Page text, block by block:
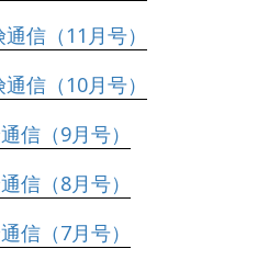
信（11月号）
信（10月号）
信（9月号）
信（8月号）
信（7月号）